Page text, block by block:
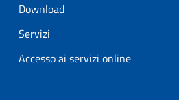
Download
Servizi
Accesso ai servizi online